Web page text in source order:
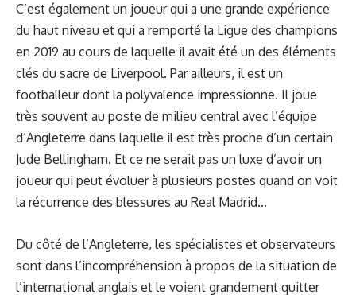
C’est également un joueur qui a une grande expérience
du haut niveau et qui a remporté la Ligue des champions
en 2019 au cours de laquelle il avait été un des éléments
clés du sacre de Liverpool. Par ailleurs, il est un
footballeur dont la polyvalence impressionne. Il joue
très souvent au poste de milieu central avec l’équipe
d’Angleterre dans laquelle il est très proche d’un certain
Jude Bellingham. Et ce ne serait pas un luxe d’avoir un
joueur qui peut évoluer à plusieurs postes quand on voit
la récurrence des blessures au Real Madrid...
Du côté de l’Angleterre, les spécialistes et observateurs
sont dans l’incompréhension à propos de la situation de
l’international anglais et le voient grandement quitter